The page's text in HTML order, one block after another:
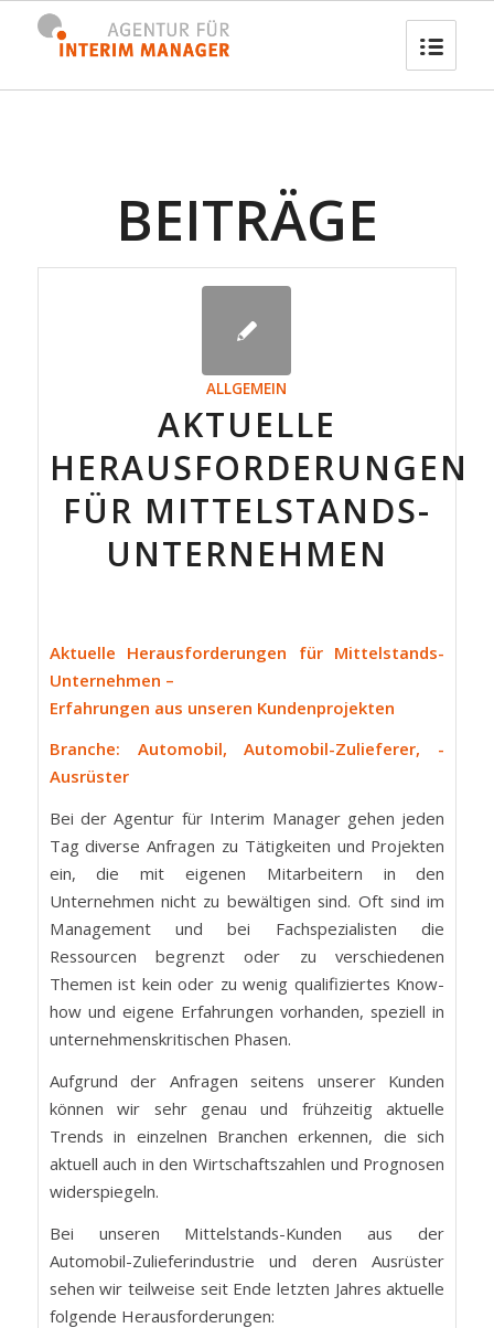
BEITRÄGE
ALLGEMEIN
AKTUELLE
HERAUSFORDERUNGEN
FÜR MITTELSTANDS-
UNTERNEHMEN
Aktuelle Herausforderungen für Mittelstands-
Unternehmen –
Erfahrungen aus unseren Kundenprojekten
Branche: Automobil, Automobil-Zulieferer, -
Ausrüster
Bei der Agentur für Interim Manager gehen jeden
Tag diverse Anfragen zu Tätigkeiten und Projekten
ein, die mit eigenen Mitarbeitern in den
Unternehmen nicht zu bewältigen sind. Oft sind im
Management und bei Fachspezialisten die
Ressourcen begrenzt oder zu verschiedenen
Themen ist kein oder zu wenig qualifiziertes Know-
how und eigene Erfahrungen vorhanden, speziell in
unternehmenskritischen Phasen.
Aufgrund der Anfragen seitens unserer Kunden
können wir sehr genau und frühzeitig aktuelle
Trends in einzelnen Branchen erkennen, die sich
aktuell auch in den Wirtschaftszahlen und Prognosen
widerspiegeln.
Bei unseren Mittelstands-Kunden aus der
Automobil-Zulieferindustrie und deren Ausrüster
sehen wir teilweise seit Ende letzten Jahres aktuelle
folgende Herausforderungen: